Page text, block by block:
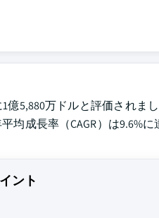
5,880万ドルと評価されま
均成長率（CAGR）は9.6%
ント